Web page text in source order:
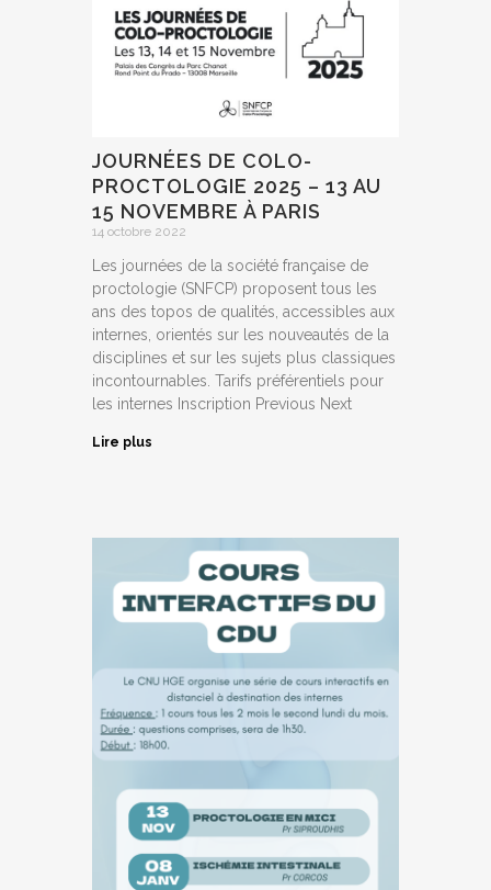
JOURNÉES DE COLO-
PROCTOLOGIE 2025 – 13 AU
15 NOVEMBRE À PARIS
14 octobre 2022
Les journées de la société française de
proctologie (SNFCP) proposent tous les
ans des topos de qualités, accessibles aux
internes, orientés sur les nouveautés de la
disciplines et sur les sujets plus classiques
incontournables. Tarifs préférentiels pour
les internes Inscription Previous Next
Lire plus